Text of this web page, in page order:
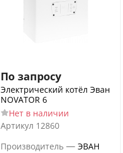
По запросу
Электрический котёл Эван
NOVATOR 6
Нет в наличии
Артикул 12860
Производитель — ЭВАН